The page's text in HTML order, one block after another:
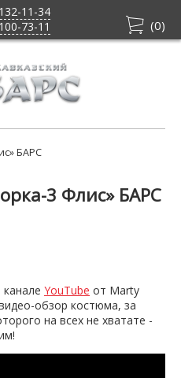
11-34
73-11
(0)
БАРС
3 Флис» БАРС
YouTube от Marty
обзор костюма, за
на всех не хватате -